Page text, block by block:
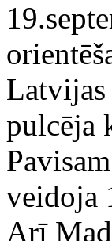
Latvijas
pulcēja
veidoja
Arī